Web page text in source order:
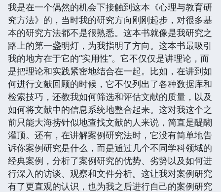
我是在一个偶然的机会下接触到这本《心理与教育研
究方法》的，当时我的研究方向刚刚起步，对很多基
本的研究方法都不是很熟悉。这本书就像是我研究之
路上的第一盏明灯，为我指明了方向。这本书最吸引
我的地方在于它的“实用性”。它不仅仅是讲理论，而
是把理论和实践紧密地结合在一起。比如，在讲到如
何进行文献回顾的时候，它不仅列出了各种数据库和
检索技巧，还教我如何筛选和评估文献的质量，以及
如何将文献中的信息系统地整合起来。这对我这个之
前只能大海捞针似地查找文献的人来说，简直是醍醐
灌顶。还有，在讲解案例研究法时，它没有简单地告
诉你案例研究是什么，而是通过几个不同学科领域的
经典案例，分析了案例研究的优势、劣势以及如何进
行深入的访谈、观察和文件分析。这让我对案例研究
有了更直观的认识，也为我之后进行自己的案例研究